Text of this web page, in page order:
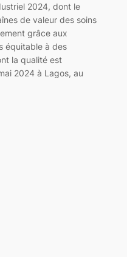
2024, dont le
de valeur des soins
grâce aux
équitable à des
la qualité est
2024 à Lagos, au